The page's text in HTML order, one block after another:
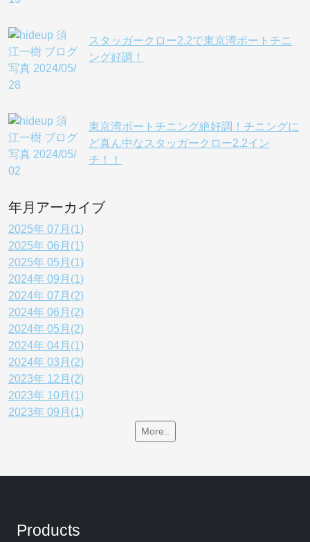
スタッガークロー2.2で東京湾ボートチニ
ング好調！
東京湾ボートチニング絶好調！チニングに
ど真ん中なスタッガークロー2.2イン
チ！！
年月アーカイブ
2025年 07月(1)
2025年 06月(1)
2025年 05月(1)
2024年 09月(1)
2024年 07月(2)
2024年 06月(2)
2024年 05月(2)
2024年 04月(1)
2024年 03月(2)
2023年 12月(2)
2023年 10月(1)
2023年 09月(1)
More..
Products